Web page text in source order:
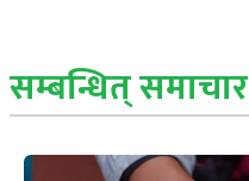
सम्बन्धित् समाचार